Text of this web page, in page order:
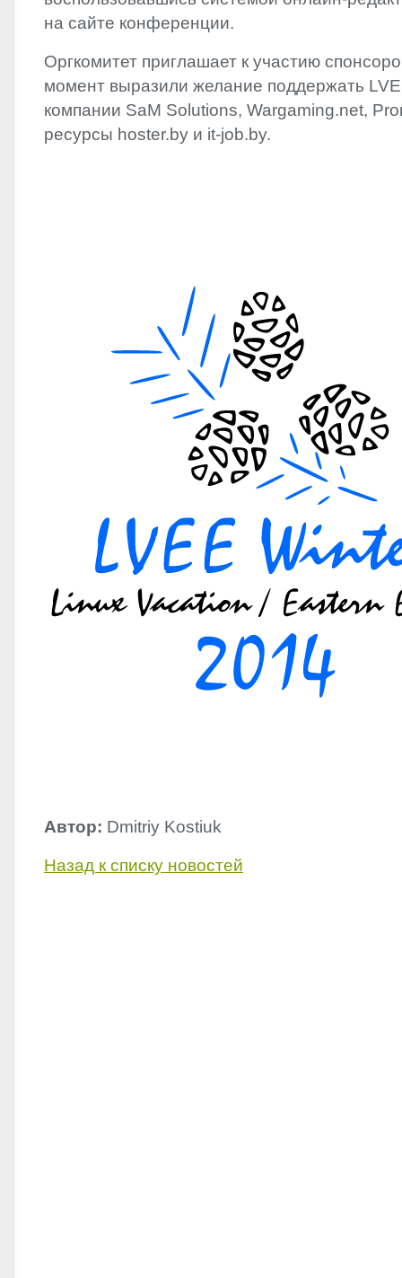
на сайте конференции.
Оргкомитет приглашает к участию
момент выразили желание поддержать
компании SaM Solutions, Wargaming.net,
ресурсы hoster.by и it-job.by.
Автор: Dmitriy Kostiuk
Назад к списку новостей